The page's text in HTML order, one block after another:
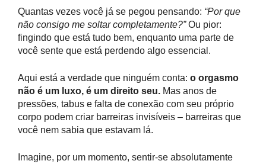
Quantas vezes você já se pegou pensando: “Por que
não consigo me soltar completamente?”Ou pior:
fingindo que está tudo bem, enquanto uma parte de
você sente que está perdendo algo essencial.
Aqui está a verdade que ninguém conta: o orgasmo
não é um luxo, é um direito seu. Mas anos de
pressões, tabus e falta de conexão com seu próprio
corpo podem criar barreiras invisíveis – barreiras que
você nem sabia que estavam lá.
Imagine, por um momento, sentir-se absolutamente